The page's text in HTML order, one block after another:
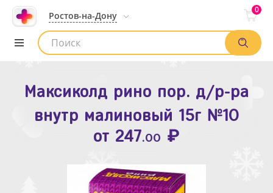
Ростов-на-Дону
0
Список аптек
Максиколд рино пор. д/р-ра
внутр малиновый 15г №10
от 247.00 ₽
Зодак таб. п.п.о. 10мг №10
от109.80 ₽